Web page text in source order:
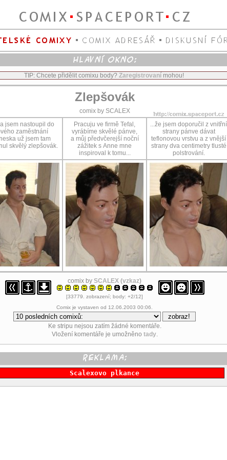
TIP: Chcete přidělit comixu body? Zaregistrovaní mohou!
Zlepšovák
comix by SCALEX
jsem nastoupil do
zaměstnání
už jsem tam
skvělý zlepšovák.
Pracuju ve firmě Tefal,
vyrábíme skvělé pánve,
a můj předvčerejší noční
zážitek s Anne mne
inspiroval k tomu...
...že jsem doporučil z vnitřní
strany pánve dávat
teflonovou vrstvu a z vnější
strany dva centimetry tlusté
polstrování.
comix by SCALEX (vzkaz)
[33779. zobrazení; body: +2/12]
Comix je vystaven od 12.06.2003 00:06.
Ke stripu nejsou zatím žádné komentáře.
Vložení komentáře je umožněno tady.
Scalexovo plkance